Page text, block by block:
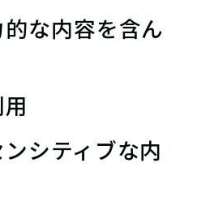
な内容を含ん
シティブな内